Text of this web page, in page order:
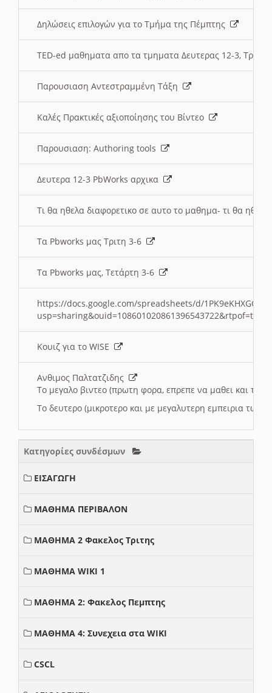
Δηλώσεις επιλογών για το Τμήμα της Πέμπτης
TED-ed μαθηματα απο τα τμηματα Δευτερας 12-3,
Παρουσιαση Αντεστραμμένη Τάξη
Καλές Πρακτικές αξιοποίησης του Βίντεο
Παρουσιαση: Authoring tools
Δευτερα 12-3 PbWorks αρχικα
Τι θα ηθελα διαφορετικο σε αυτο το μαθημα- τι θα
Τα Pbworks μας Τριτη 3-6
Τα Pbworks μας, Τετάρτη 3-6
https://docs.google.com/spreadsheets/d/
Κουιζ για το WISE
Ανθιμος Παλτατζιδης
Το μεγαλο βιντεο (πρωτη φορα, επρεπε να μαθει και το
Το δευτερο (μικροτερο και με μεγαλυτερη εμπειρια
Κατηγορίες συνδέσμων
ΕΙΣΑΓΩΓΗ
ΜΑΘΗΜΑ ΠΕΡΙΒΑΛΟΝ
ΜΑΘΗΜΑ 2 Φακελος Τριτης
ΜΑΘΗΜΑ WIKI 1
ΜΑΘΗΜΑ 2: Φακελος Πεμπτης
ΜΑΘΗΜΑ 4: Συνεχεια στα WIKI
CSCL